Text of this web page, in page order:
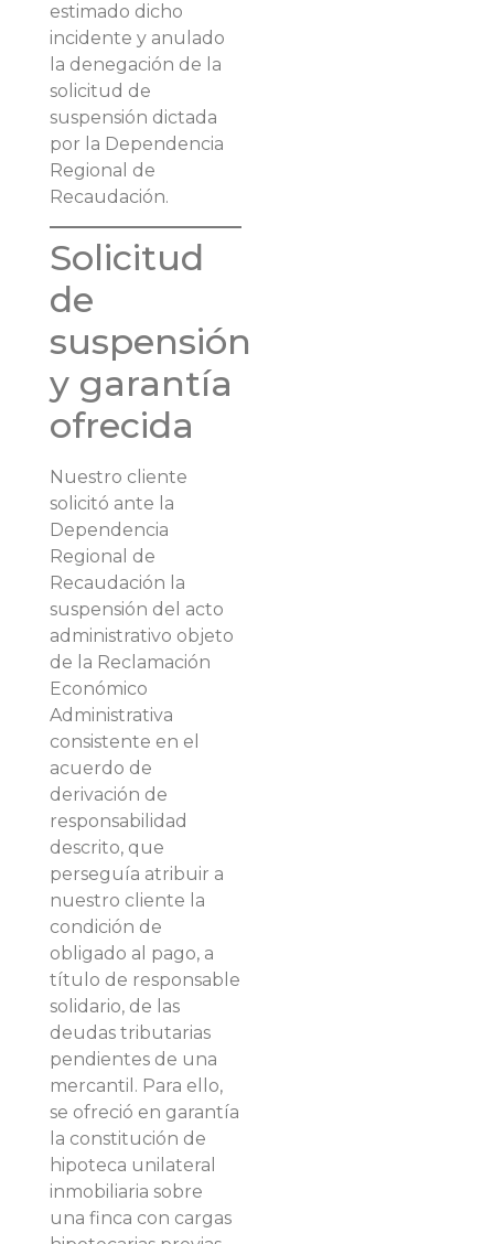
estimado dicho
incidente y anulado
la denegación de la
solicitud de
suspensión dictada
por la Dependencia
Regional de
Recaudación.
Solicitud
de
suspensión
y garantía
ofrecida
Nuestro cliente
solicitó ante la
Dependencia
Regional de
Recaudación la
suspensión del acto
administrativo objeto
de la Reclamación
Económico
Administrativa
consistente en el
acuerdo de
derivación de
responsabilidad
descrito, que
perseguía atribuir a
nuestro cliente la
condición de
obligado al pago, a
título de responsable
solidario, de las
deudas tributarias
pendientes de una
mercantil. Para ello,
se ofreció en garantía
la constitución de
hipoteca unilateral
inmobiliaria sobre
una finca con cargas